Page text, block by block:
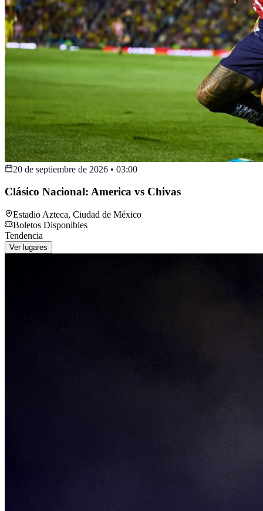
20 de septiembre de 2026 • 03:00
Clásico Nacional: America vs Chivas
Estadio Azteca, Ciudad de México
Boletos Disponibles
Tendencia
Ver lugares